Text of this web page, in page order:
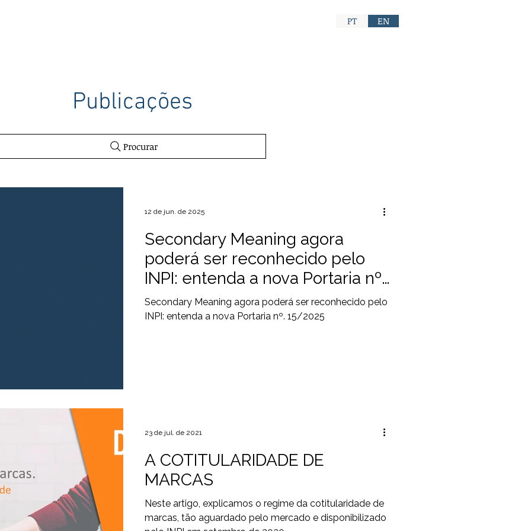
PT EN
Publicações
Secondary Meaning agora
poderá ser reconhecido pelo
INPI: entenda a nova Portaria nº.
15/2025
Secondary Meaning agora poderá ser reconhecido pelo
INPI: entenda a nova Portaria nº. 15/2025
12 de jun. de 2025
A COTITULARIDADE DE
MARCAS
Neste artigo, explicamos o regime da cotitularidade de
marcas, tão aguardado pelo mercado e disponibilizado
23 de jul. de 2021
Procurar